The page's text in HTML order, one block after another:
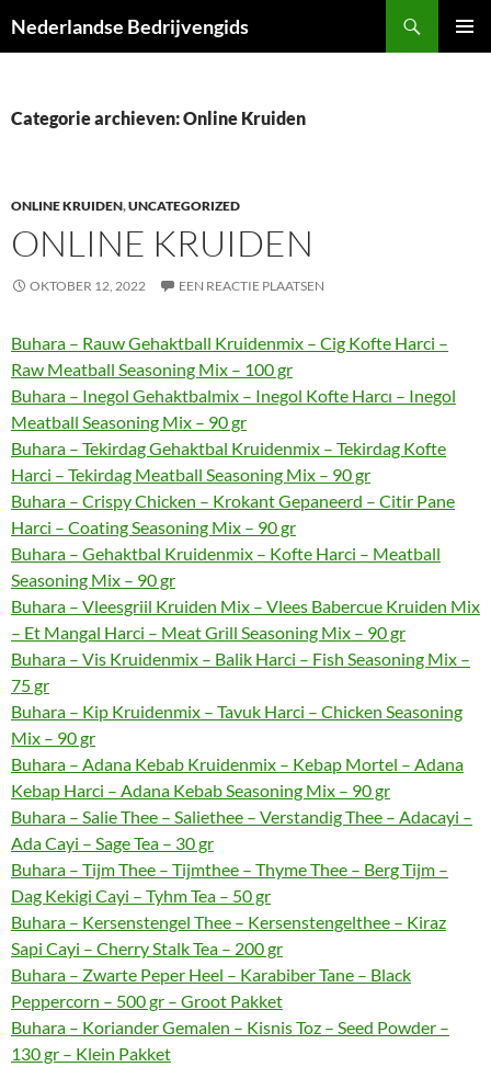
naar
Nederlandse Bedrijvengids
Categorie archieven: Online Kruiden
ONLINE KRUIDEN,UNCATEGORIZED
ONLINE KRUIDEN
OKTOBER 12, 2022 EEN REACTIE PLAATSEN
Buhara – Rauw Gehaktball Kruidenmix – Cig Kofte Harci –
Raw Meatball Seasoning Mix – 100 gr
Buhara – Inegol Gehaktbalmix – Inegol Kofte Harcı – Inegol
Meatball Seasoning Mix – 90 gr
Buhara – Tekirdag Gehaktbal Kruidenmix – Tekirdag Kofte
Harci – Tekirdag Meatball Seasoning Mix – 90 gr
Buhara – Crispy Chicken – Krokant Gepaneerd – Citir Pane
Harci – Coating Seasoning Mix – 90 gr
Buhara – Gehaktbal Kruidenmix – Kofte Harci – Meatball
Seasoning Mix – 90 gr
Buhara – Vleesgriil Kruiden Mix – Vlees Babercue Kruiden Mix
– Et Mangal Harci – Meat Grill Seasoning Mix – 90 gr
Buhara – Vis Kruidenmix – Balik Harci – Fish Seasoning Mix –
75 gr
Buhara – Kip Kruidenmix – Tavuk Harci – Chicken Seasoning
Mix – 90 gr
Buhara – Adana Kebab Kruidenmix – Kebap Mortel – Adana
Kebap Harci – Adana Kebab Seasoning Mix – 90 gr
Buhara – Salie Thee – Saliethee – Verstandig Thee – Adacayi –
Ada Cayi – Sage Tea – 30 gr
Buhara – Tijm Thee – Tijmthee – Thyme Thee – Berg Tijm –
Dag Kekigi Cayi – Tyhm Tea – 50 gr
Buhara – Kersenstengel Thee – Kersenstengelthee – Kiraz
Sapi Cayi – Cherry Stalk Tea – 200 gr
Buhara – Zwarte Peper Heel – Karabiber Tane – Black
Peppercorn – 500 gr – Groot Pakket
Buhara – Koriander Gemalen – Kisnis Toz – Seed Powder –
130 gr – Klein Pakket